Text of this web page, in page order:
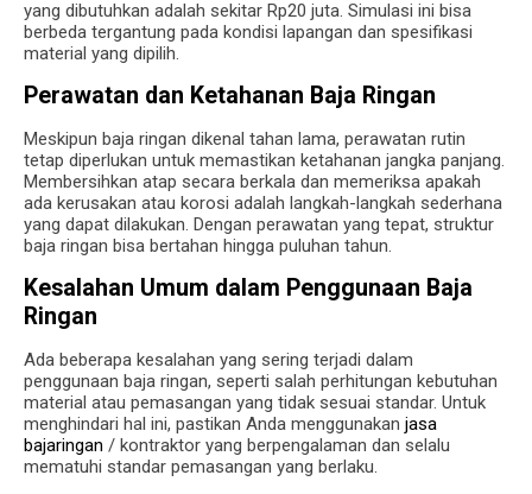
yang dibutuhkan adalah sekitar Rp20 juta. Simulasi ini bisa
berbeda tergantung pada kondisi lapangan dan spesifikasi
material yang dipilih.
Perawatan dan Ketahanan Baja Ringan
Meskipun baja ringan dikenal tahan lama, perawatan rutin
tetap diperlukan untuk memastikan ketahanan jangka panjang.
Membersihkan atap secara berkala dan memeriksa apakah
ada kerusakan atau korosi adalah langkah-langkah sederhana
yang dapat dilakukan. Dengan perawatan yang tepat, struktur
baja ringan bisa bertahan hingga puluhan tahun.
Kesalahan Umum dalam Penggunaan Baja
Ringan
Ada beberapa kesalahan yang sering terjadi dalam
penggunaan baja ringan, seperti salah perhitungan kebutuhan
material atau pemasangan yang tidak sesuai standar. Untuk
menghindari hal ini, pastikan Anda menggunakan jasa
bajaringan / kontraktor yang berpengalaman dan selalu
mematuhi standar pemasangan yang berlaku.